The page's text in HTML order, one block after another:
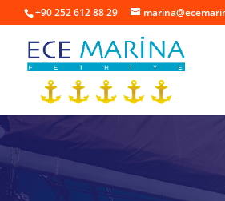
+90 252 612 88 29